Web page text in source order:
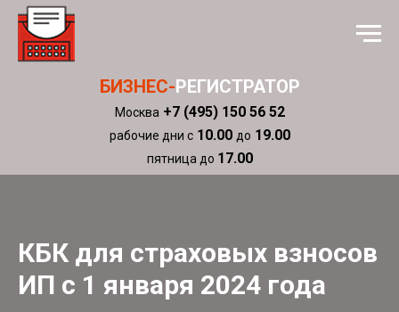
БИЗНЕС-РЕГИСТРАТОР
Москва +7 (495) 150 56 52
рабочие дни с 10.00 до 19.00
пятница до 17.00
КБК для страховых взносов
ИП с 1 января 2024 года